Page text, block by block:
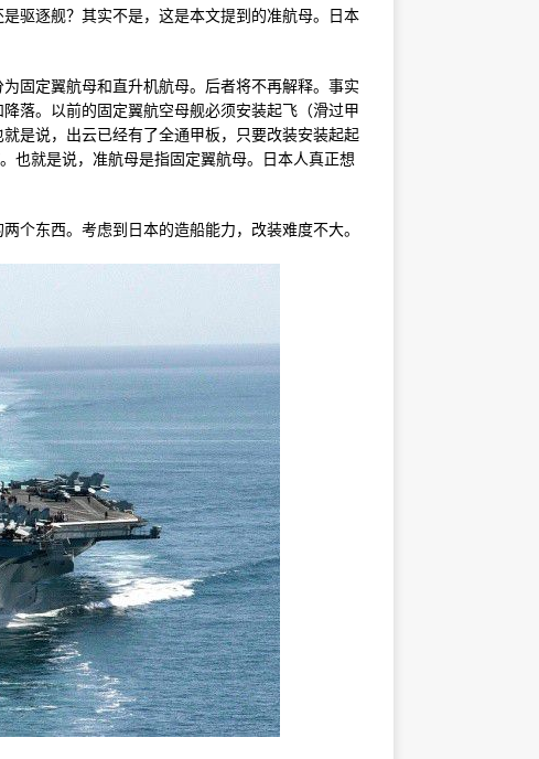
驱逐舰？其实不是，这是本文提到的准航母。日本
固定翼航母和直升机航母。后者将不再解释。事实
落。以前的固定翼航空母舰必须安装起飞（滑过甲
是说，出云已经有了全通甲板，只要改装安装起起
也就是说，准航母是指固定翼航母。日本人真正想
个东西。考虑到日本的造船能力，改装难度不大。